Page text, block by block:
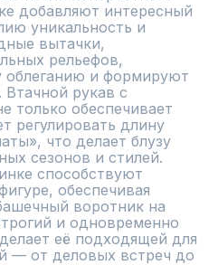
добавляют интересный
уникальность и
вытачки,
рельефов,
облеганию и формируют
рукав с
только обеспечивает
регулировать длину
что делает блузу
сезонов и стилей.
способствуют
обеспечивая
воротник на
и одновременно
её подходящей для
— от деловых встреч до